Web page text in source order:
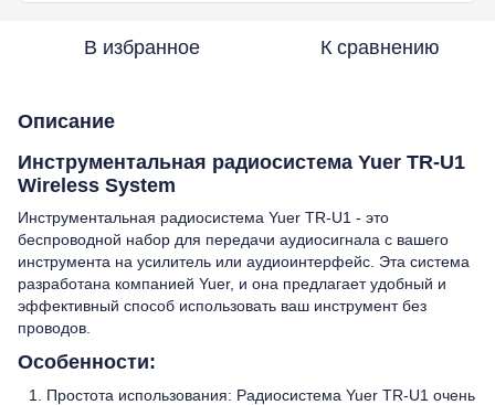
В избранное К сравнению
Описание
Инструментальная радиосистема Yuer TR-U1
Wireless System
Инструментальная радиосистема Yuer TR-U1 - это
беспроводной набор для передачи аудиосигнала с вашего
инструмента на усилитель или аудиоинтерфейс. Эта система
разработана компанией Yuer, и она предлагает удобный и
эффективный способ использовать ваш инструмент без
проводов.
Особенности:
Простота использования: Радиосистема Yuer TR-U1 очень